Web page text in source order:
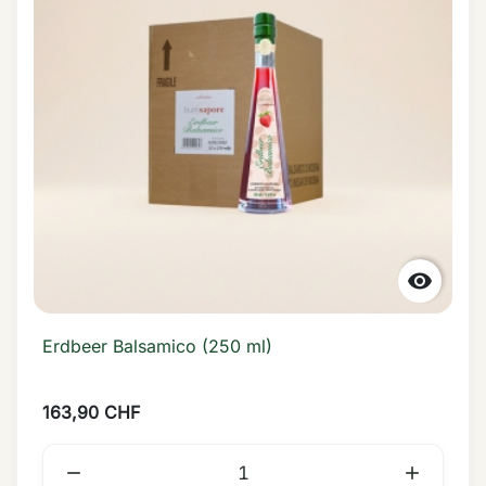

Erdbeer Balsamico (250 ml)
163,90 CHF
 